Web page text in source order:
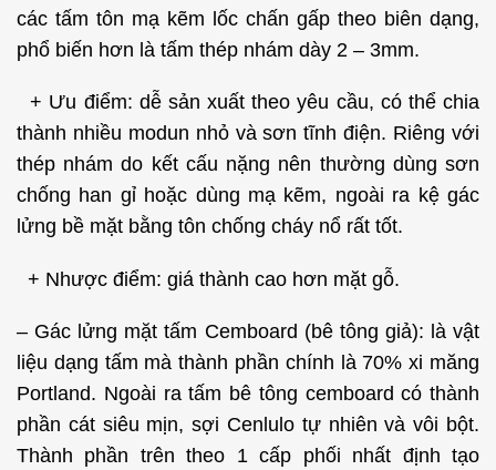
các tấm tôn mạ kẽm lốc chấn gấp theo biên dạng,
phổ biến hơn là tấm thép nhám dày 2 – 3mm.
+ Ưu điểm: dễ sản xuất theo yêu cầu, có thể chia
thành nhiều modun nhỏ và sơn tĩnh điện. Riêng với
thép nhám do kết cấu nặng nên thường dùng sơn
chống han gỉ hoặc dùng mạ kẽm, ngoài ra kệ gác
lửng bề mặt bằng tôn chống cháy nổ rất tốt.
+ Nhược điểm: giá thành cao hơn mặt gỗ.
– Gác lửng mặt tấm Cemboard (bê tông giả): là vật
liệu dạng tấm mà thành phần chính là 70% xi măng
Portland. Ngoài ra tấm bê tông cemboard có thành
phần cát siêu mịn, sợi Cenlulo tự nhiên và vôi bột.
Thành phần trên theo 1 cấp phối nhất định tạo